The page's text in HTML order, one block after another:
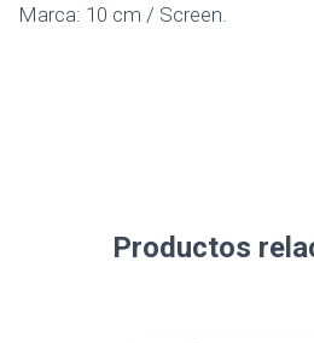
Marca: 10 cm / Screen.
Productos